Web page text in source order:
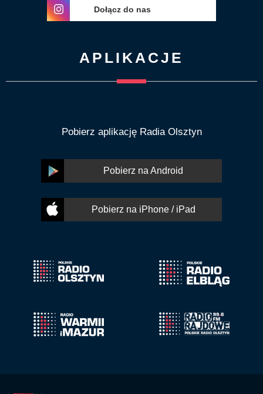
Dołącz do nas
APLIKACJE
Pobierz aplikację Radia Olsztyn
Pobierz na Android
Pobierz na iPhone / iPad